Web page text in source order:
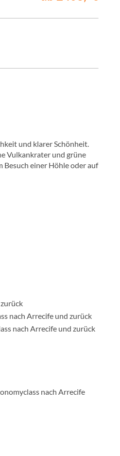
und klarer Schönheit.
Vulkankrater und grüne
einer Höhle oder auf
nach Arrecife und zurück
nach Arrecife und zurück
nach Arrecife